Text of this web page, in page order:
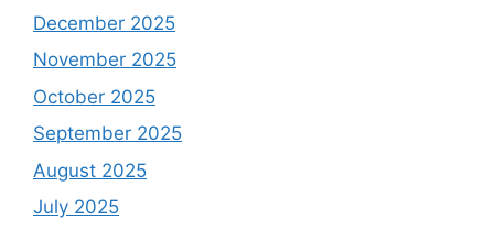
December 2025
November 2025
October 2025
September 2025
August 2025
July 2025